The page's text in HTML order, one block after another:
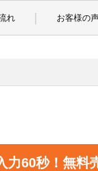
れ お客様の
力60秒！無料